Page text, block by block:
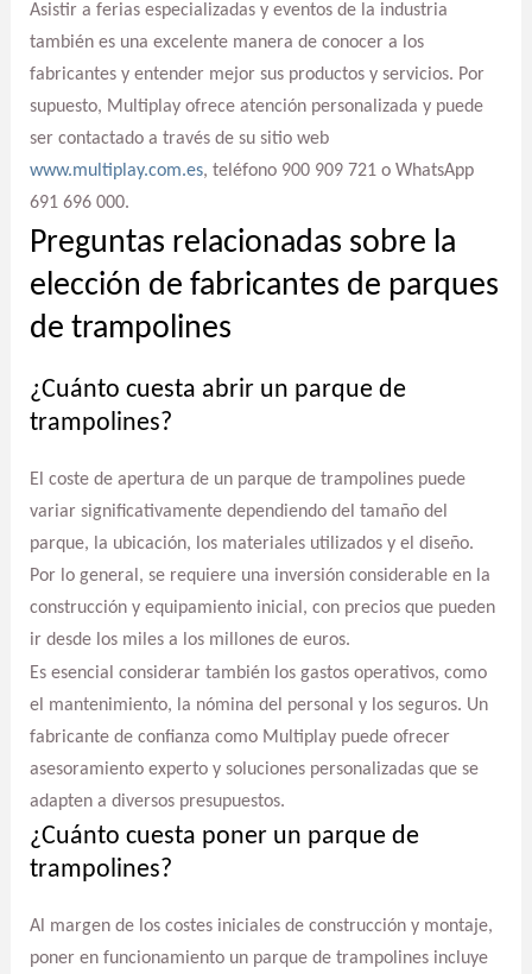
Asistir a ferias especializadas y eventos de la industria
también es una excelente manera de conocer a los
fabricantes y entender mejor sus productos y servicios. Por
supuesto, Multiplay ofrece atención personalizada y puede
ser contactado a través de su sitio web
www.multiplay.com.es, teléfono 900 909 721 o WhatsApp
691 696 000.
Preguntas relacionadas sobre la
elección de fabricantes de parques
de trampolines
¿Cuánto cuesta abrir un parque de
trampolines?
El coste de apertura de un parque de trampolines puede
variar significativamente dependiendo del tamaño del
parque, la ubicación, los materiales utilizados y el diseño.
Por lo general, se requiere una inversión considerable en la
construcción y equipamiento inicial, con precios que pueden
ir desde los miles a los millones de euros.
Es esencial considerar también los gastos operativos, como
el mantenimiento, la nómina del personal y los seguros. Un
fabricante de confianza como Multiplay puede ofrecer
asesoramiento experto y soluciones personalizadas que se
adapten a diversos presupuestos.
¿Cuánto cuesta poner un parque de
trampolines?
Al margen de los costes iniciales de construcción y montaje,
poner en funcionamiento un parque de trampolines incluye